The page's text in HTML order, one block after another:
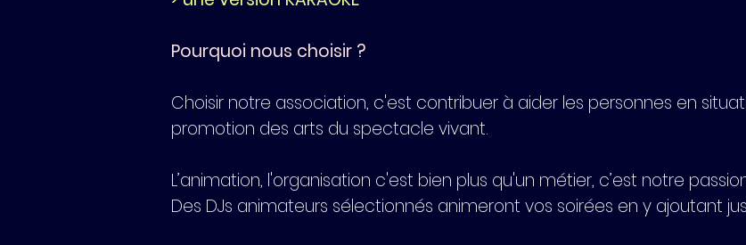
Pourquoi nous choisir ?
Choisir notre association, c'est contribuer à aider les personnes en
promotion des arts du spectacle vivant.
L’animation, l'organisation c'est bien plus qu'un métier, c’est notre
Des DJs animateurs sélectionnés animeront vos soirées en y ajoutant